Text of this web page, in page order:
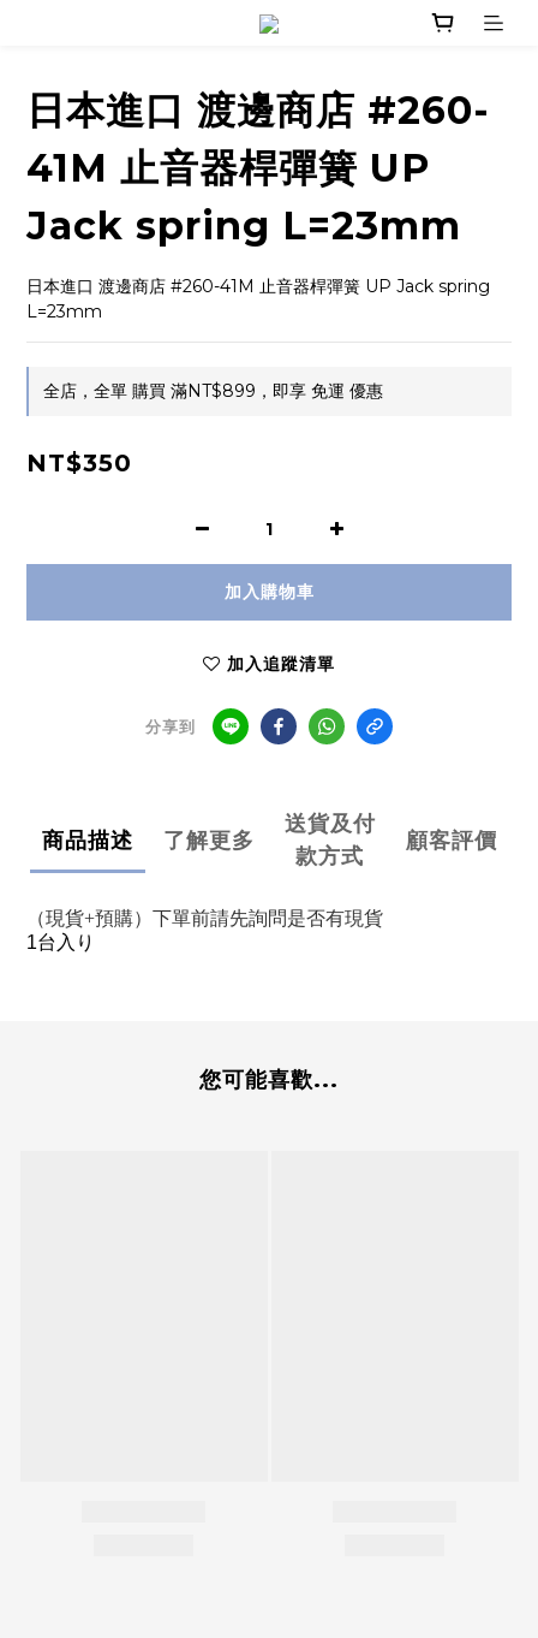
日本進口 渡邊商店 #260-
41M 止音器桿彈簧 UP
Jack spring L=23mm
日本進口 渡邊商店 #260-41M 止音器桿彈簧 UP Jack spring
L=23mm
全店，全單 購買 滿NT$899，即享 免運 優惠
NT$350
加入購物車
加入追蹤清單
分享到
商品描述 了解更多
送貨及付
款方式
顧客評價
（現貨+預購）下單前請先詢問是否有現貨
1台入り
您可能喜歡...